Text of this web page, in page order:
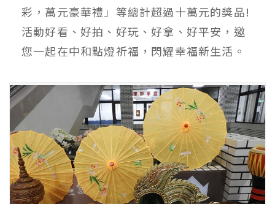
彩，萬元豪華禮」等總計超過十萬元的獎品!
活動好看、好拍、好玩、好拿、好平安，邀
您一起在中和點燈祈福，閃耀幸福新生活。